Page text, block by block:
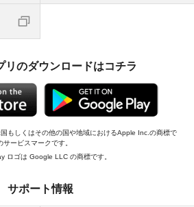
リのダウンロードはコチラ
もしくはその他の国や地域におけるApple Inc.の商標で
ービスマークです。
ロゴは Google LLC の商標です。
サポート情報